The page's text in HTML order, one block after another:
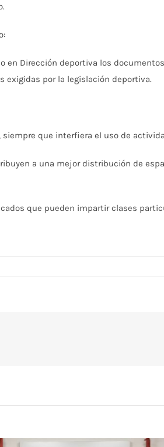
en Dirección deportiva los
exigidas por la legislación deportiva.
que interfiera el uso de
a una mejor distribución de
que pueden impartir clases